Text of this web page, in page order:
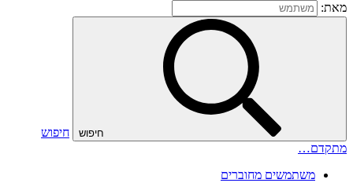
מאת:
חיפוש
חיפוש
מתקדם…
משתמשים מחוברים